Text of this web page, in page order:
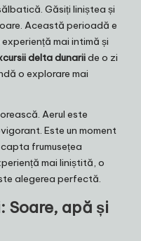
Găsiți liniștea și
Această perioadă e
mai intimă și
delta dunariide o zi
o explorare mai
Aerul este
Este un moment
frumusețea
mai liniștită, o
alegerea perfectă.
Soare, apă și